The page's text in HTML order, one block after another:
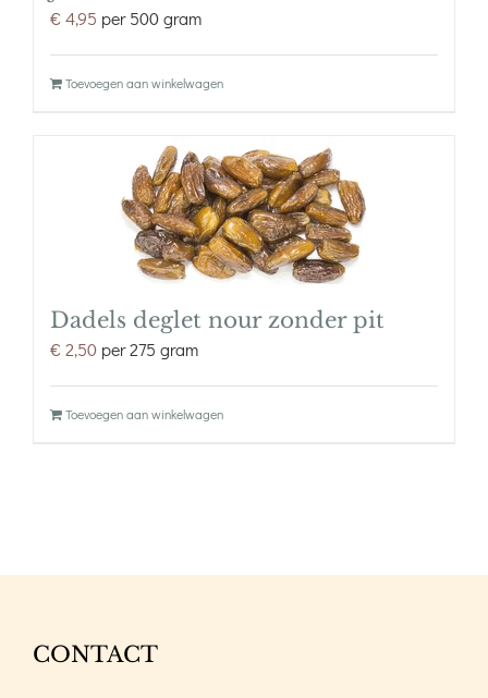
€4,95 per 500 gram
Toevoegen aan winkelwagen
Dadels deglet nour zonder pit
€2,50 per 275 gram
Toevoegen aan winkelwagen
CONTACT